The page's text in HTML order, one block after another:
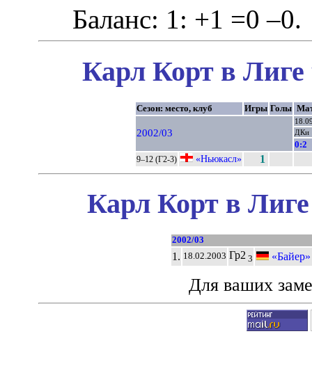
Баланс: 1: +1 =0 –0.
Карл Корт в Лиге
Сезон: место, клуб Игры Голы
2002/03
ДКи
0:2
9–12 (Г2-3) «Ньюкасл» 1
Карл Корт в
2002/03
1. 18.02.2003 Гр23 «Байер»
Для ваших